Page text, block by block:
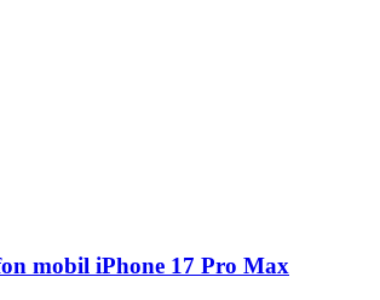
mobil iPhone 17 Pro Max